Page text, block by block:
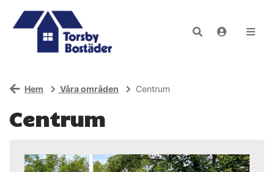
Hem Våra områden Centrum
Centrum